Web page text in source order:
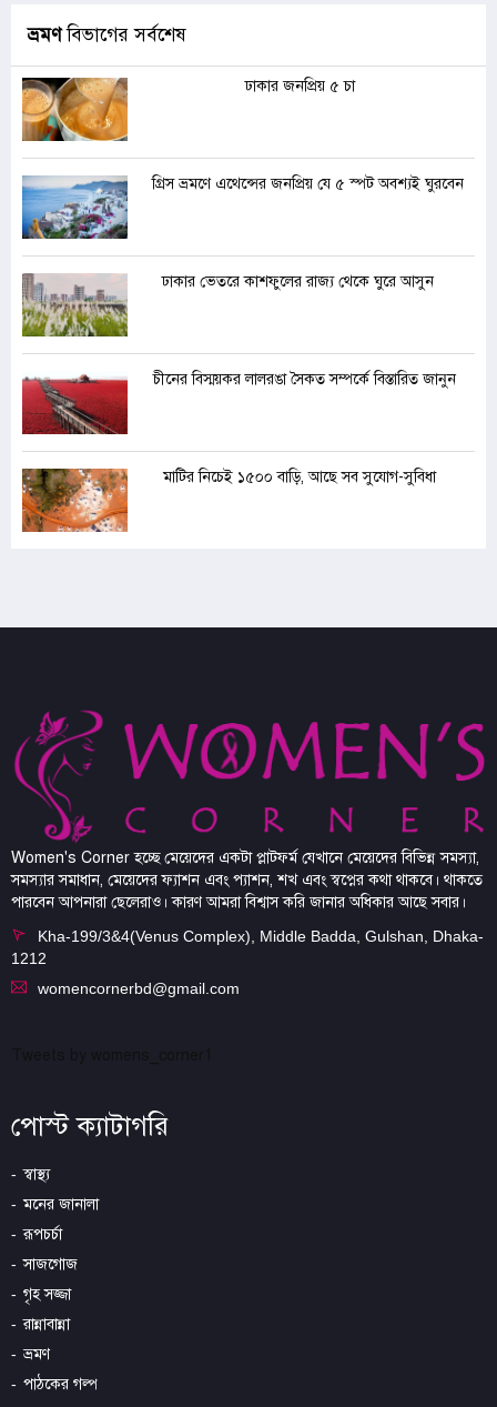
ভ্রমণবিভাগের সর্বশেষ
ঢাকার জনপ্রিয় ৫ চা
গ্রিস ভ্রমণে এথেন্সের জনপ্রিয় যে ৫ স্পট অবশ্যই ঘুরবেন
ঢাকার ভেতরে কাশফুলের রাজ্য থেকে ঘুরে আসুন
চীনের বিস্ময়কর লালরঙা সৈকত সম্পর্কে বিস্তারিত জানুন
মাটির নিচেই ১৫০০ বাড়ি, আছে সব সুযোগ-সুবিধা
Women's Corner হচ্ছে মেয়েদের একটা প্লাটফর্ম যেখানে মেয়েদের বিভিন্ন সমস্যা,
সমস্যার সমাধান, মেয়েদের ফ্যাশন এবং প্যাশন, শখ এবং স্বপ্নের কথা থাকবে। থাকতে
পারবেন আপনারা ছেলেরাও। কারণ আমরা বিশ্বাস করি জানার অধিকার আছে সবার।
Kha-199/3&4(Venus Complex), Middle Badda, Gulshan, Dhaka-
1212
womencornerbd@gmail.com
পোস্ট ক্যাটাগরি
স্বাস্থ্য
মনের জানালা
রূপচর্চা
সাজগোজ
গৃহ সজ্জা
রান্নাবান্না
ভ্রমণ
পাঠকের গল্প